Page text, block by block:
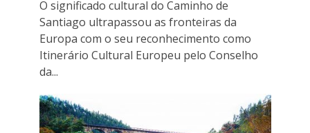
O significado cultural do Caminho de
Santiago ultrapassou as fronteiras da
Europa com o seu reconhecimento como
Itinerário Cultural Europeu pelo Conselho
da...